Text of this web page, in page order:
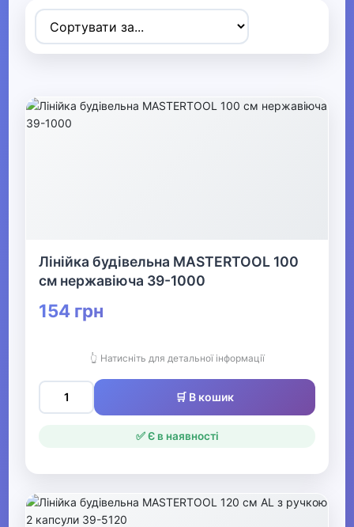
▶ Товари для дітей
▶
Шкільне приладдя та творчість
Паперова продукція
▶
Письмові речі
Лінійка будівельна MASTERTOOL 100
см нержавіюча 39-1000
154 грн
👆 Натисніть для детальної інформації
🛒 В кошик
✅ Є в наявності